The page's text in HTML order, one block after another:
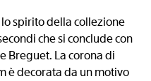
spirito della collezione
che si conclude con
Breguet. La corona di
è decorata da un motivo